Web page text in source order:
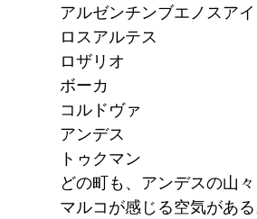
アルゼンチンブエノスアイ
ロスアルテス
ロザリオ
ボーカ
コルドヴァ
アンデス
トゥクマン
どの町も、アンデスの山
マルコが感じる空気がある